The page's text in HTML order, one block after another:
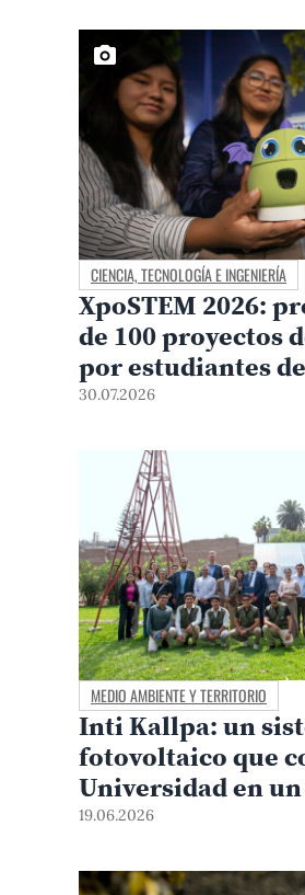
CIENCIA, TECNOLOGÍA E INGENIERÍA
XpoSTEM 2026:
de 100 proyectos
por estudiantes
Ingeniería PUCP
30.07.2026
MEDIO AMBIENTE Y TERRITORIO
Inti Kallpa: un
fotovoltaico que
Universidad en
energía solar
19.06.2026